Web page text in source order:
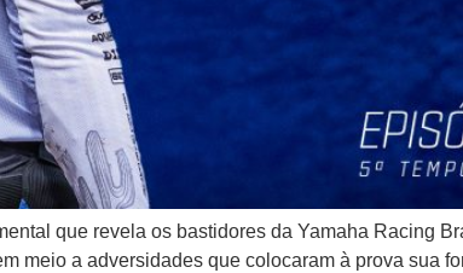
que revela os bastidores da Yamaha Racing
meio a adversidades que colocaram à prova sua